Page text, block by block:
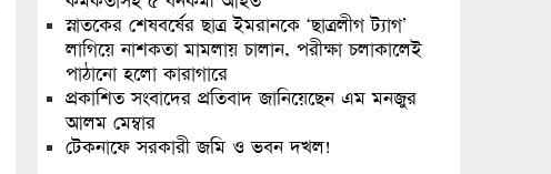
স্নাতকের শেষবর্ষের ছাত্র ইমরানকে ‘ছাত্রলীগ ট্যাগ’
লাগিয়ে নাশকতা মামলায় চালান, পরীক্ষা চলাকালেই
পাঠানো হলো কারাগারে
প্রকাশিত সংবাদের প্রতিবাদ জানিয়েছেন এম মনজুর
আলম মেম্বার
টেকনাফে সরকারী জমি ও ভবন দখল!